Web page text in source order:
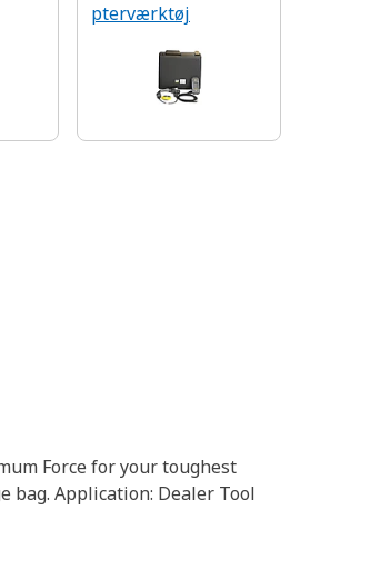
pterværktøj
Force for your toughest
bag. Application: Dealer Tool